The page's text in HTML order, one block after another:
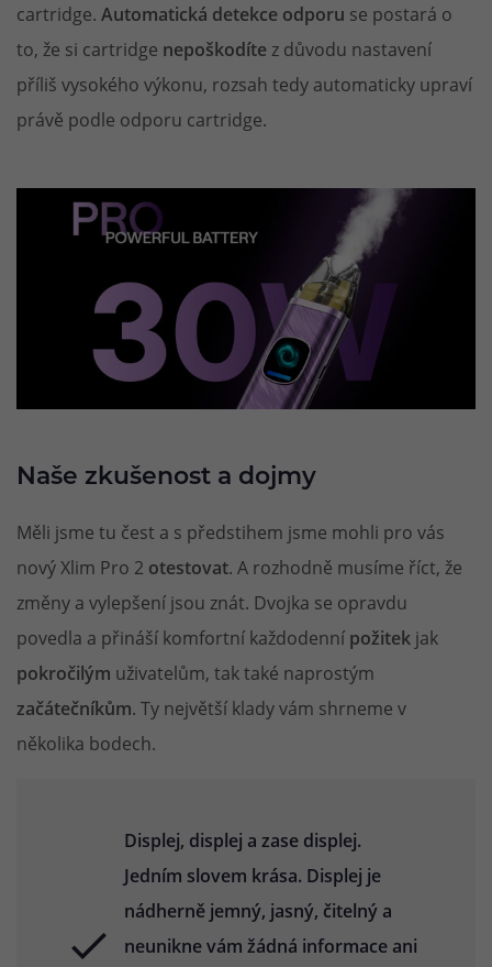
cartridge. Automatická detekce odporu se postará o
to, že si cartridge nepoškodíte z důvodu nastavení
příliš vysokého výkonu, rozsah tedy automaticky upraví
právě podle odporu cartridge.
Naše zkušenost a dojmy
Měli jsme tu čest a s předstihem jsme mohli pro vás
nový Xlim Pro 2 otestovat. A rozhodně musíme říct, že
změny a vylepšení jsou znát. Dvojka se opravdu
povedla a přináší komfortní každodenní požitek jak
pokročilým uživatelům, tak také naprostým
začátečníkům. Ty největší klady vám shrneme v
několika bodech.
Displej, displej a zase displej.
Jedním slovem krása. Displej je
nádherně jemný, jasný, čitelný a
neunikne vám žádná informace ani